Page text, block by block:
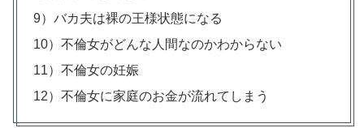
9）バカ夫は裸の王様状態になる
10）不倫女がどんな人間なのかわからない
11）不倫女の妊娠
12）不倫女に家庭のお金が流れてしまう